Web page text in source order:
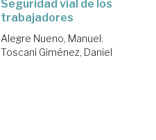
Seguridad vial de los
trabajadores
Alegre Nueno, Manuel;
Toscani Giménez, Daniel